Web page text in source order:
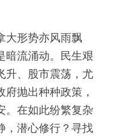
大形势亦风雨飘
暗流涌动。民生艰
升、股市震荡，尤
抛出种种政策，
。在如此纷繁复杂
，潜心修行？寻找